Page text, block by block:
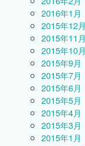
2016年1月
2015年12月
2015年11月
2015年10月
2015年9月
2015年7月
2015年6月
2015年5月
2015年4月
2015年3月
2015年1月